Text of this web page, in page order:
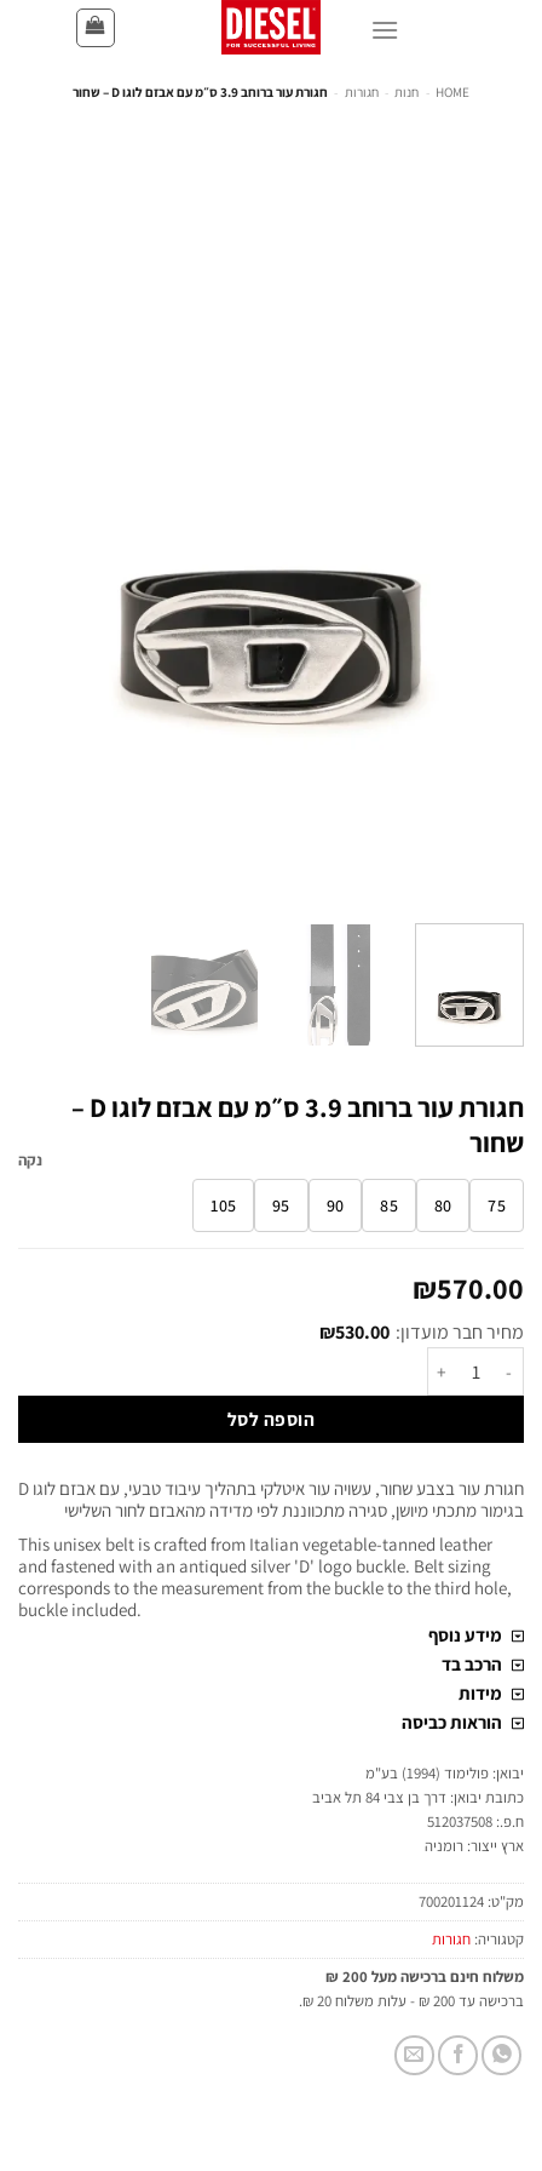
HOME
- חנות - חגורות - חגורת עור ברוחב 3.9 ס״מ עם אבזם לוגו D – שחור
חגורת עור ברוחב 3.9 ס״מ עם אבזם לוגו D –
שחור
75
80
85
90
95
105
נקה
₪570.00
מחיר חבר מועדון: ₪530.00
הוספה לסל
חגורת עור בצבע שחור, עשויה עור איטלקי בתהליך עיבוד טבעי, עם אבזם לוגו D
בגימור מתכתי מיושן, סגירה מתכווננת לפי מדידה מהאבזם לחור השלישי
This unisex belt is crafted from Italian vegetable-tanned leather
and fastened with an antiqued silver 'D' logo buckle. Belt sizing
corresponds to the measurement from the buckle to the third hole,
buckle included.
מידע נוסף
הרכב בד
מידות
הוראות כביסה
יבואן: פולימוד (1994) בע"מ
כתובת יבואן: דרך בן צבי 84 תל אביב
ח.פ.: 512037508
ארץ ייצור: רומניה
מק"ט: 700201124
קטגוריה: חגורות
משלוח חינם ברכישה מעל 200 ₪
ברכישה עד 200 ₪ - עלות משלוח 20 ₪.